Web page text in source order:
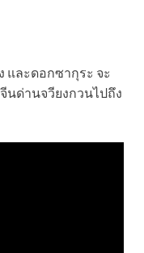
และดอกซากุระ จะ
นด่านจวียงกวนไปถึง